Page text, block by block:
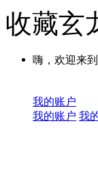
收藏玄
嗨，欢迎来
我的账户
我的账户 我